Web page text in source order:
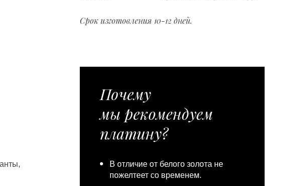
Срок изготовления 10-12 дней.
Почему
мы рекомендуем
платину?
В отличие от белого золота не
пожелтеет со временем.